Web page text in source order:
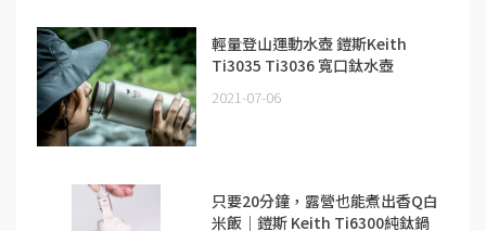
輕量登山運動水壺 鎧斯Keith
Ti3035 Ti3036 寬口鈦水壺
2021-07-06
只要20分鐘，露營也能煮出香Q白
米飯｜鎧斯 Keith Ti6300純鈦鍋